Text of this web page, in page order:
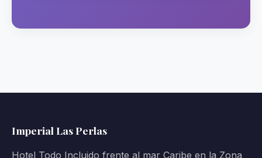
Imperial Las Perlas
Hotel Todo Incluido frente al mar Caribe en la Zona